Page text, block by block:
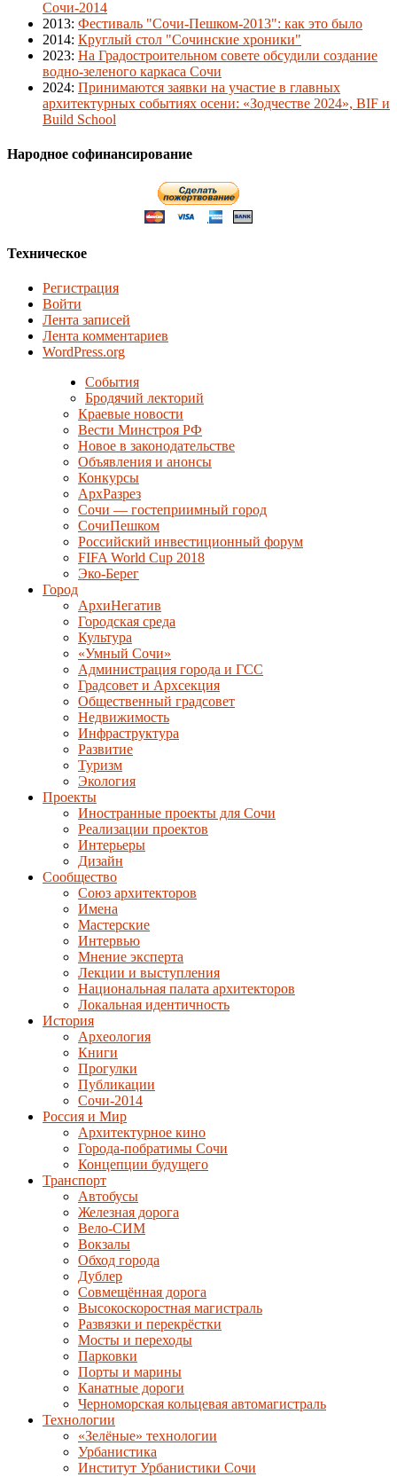
Сочи-2014
2013: Фестиваль "Сочи-Пешком-2013": как это было
2014: Круглый стол "Сочинские хроники"
2023: На Градостроительном совете обсудили создание
водно-зеленого каркаса Сочи
2024: Принимаются заявки на участие в главных
архитектурных событиях осени: «Зодчестве 2024», BIF и
Build School
Народное софинансирование
Техническое
Регистрация
Войти
Лента записей
Лента комментариев
WordPress.org
События
Бродячий лекторий
Краевые новости
Вести Минстроя РФ
Новое в законодательстве
Объявления и анонсы
Конкурсы
АрхРазрез
Сочи — гостеприимный город
СочиПешком
Российский инвестиционный форум
FIFA World Cup 2018
Эко-Берег
Город
АрхиНегатив
Городская среда
Культура
«Умный Сочи»
Администрация города и ГСС
Градсовет и Архсекция
Общественный градсовет
Недвижимость
Инфраструктура
Развитие
Туризм
Экология
Проекты
Иностранные проекты для Сочи
Реализации проектов
Интерьеры
Дизайн
Сообщество
Союз архитекторов
Имена
Мастерские
Интервью
Мнение эксперта
Лекции и выступления
Национальная палата архитекторов
Локальная идентичность
История
Археология
Книги
Прогулки
Публикации
Сочи-2014
Россия и Мир
Архитектурное кино
Города-побратимы Сочи
Концепции будущего
Транспорт
Автобусы
Железная дорога
Вело-СИМ
Вокзалы
Обход города
Дублер
Совмещённая дорога
Высокоскоростная магистраль
Развязки и перекрёстки
Мосты и переходы
Парковки
Порты и марины
Канатные дороги
Черноморская кольцевая автомагистраль
Технологии
«Зелёные» технологии
Урбанистика
Институт Урбанистики Сочи